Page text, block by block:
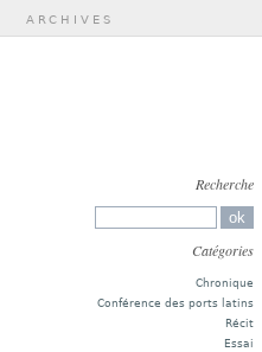
ARCHIVES
Recherche
Catégories
Chronique
Conférence des ports latins
Récit
Essai